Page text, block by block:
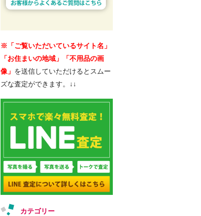
※「ご覧いただいているサイト名」
「お住まいの地域」「不用品の画
像」 を送信していただけるとスムー
ズな査定ができます。↓↓
カテゴリー